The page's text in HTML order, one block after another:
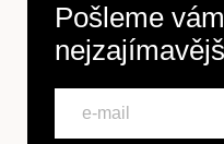
Pošleme